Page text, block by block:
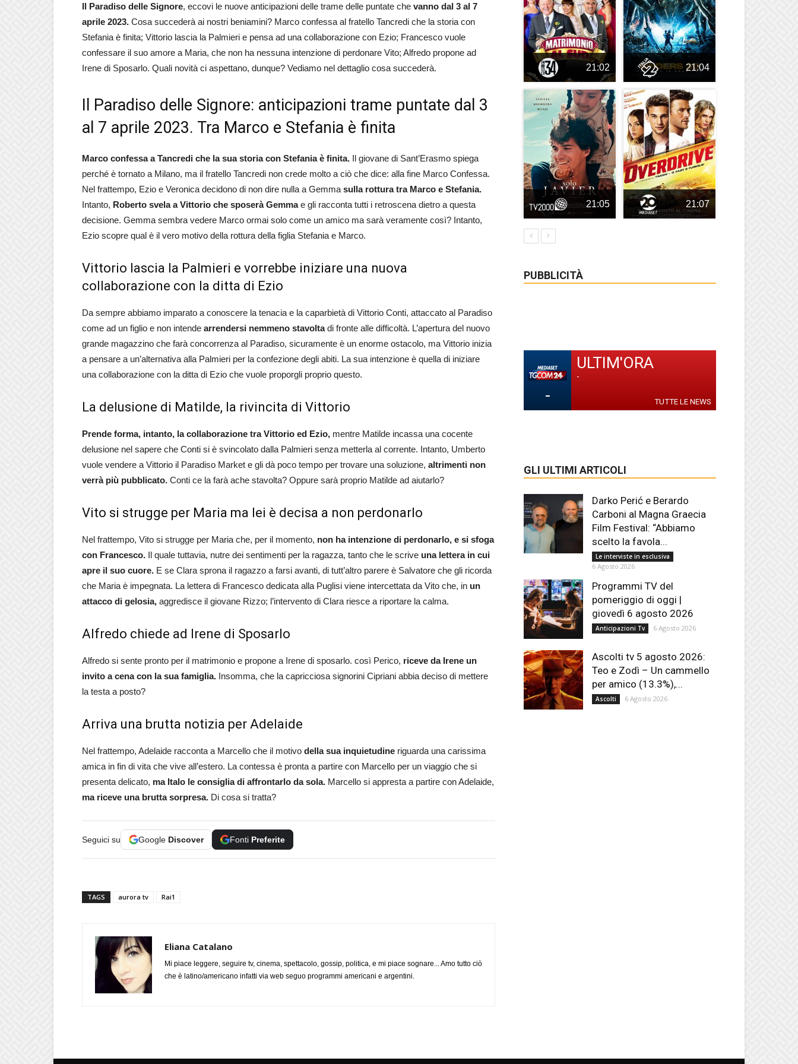
Il Paradiso delle Signore, eccovi le nuove anticipazioni delle trame delle puntate che vanno dal 3 al 7
aprile 2023. Cosa succederà ai nostri beniamini? Marco confessa al fratello Tancredi che la storia con
Stefania è finita; Vittorio lascia la Palmieri e pensa ad una collaborazione con Ezio; Francesco vuole
confessare il suo amore a Maria, che non ha nessuna intenzione di perdonare Vito; Alfredo propone ad
Irene di Sposarlo. Quali novità ci aspettano, dunque? Vediamo nel dettaglio cosa succederà.
Il Paradiso delle Signore: anticipazioni trame puntate dal 3
al 7 aprile 2023. Tra Marco e Stefania è finita
Marco confessa a Tancredi che la sua storia con Stefania è finita. Il giovane di Sant’Erasmo spiega
perché è tornato a Milano, ma il fratello Tancredi non crede molto a ciò che dice: alla fine Marco Confessa.
Nel frattempo, Ezio e Veronica decidono di non dire nulla a Gemma sulla rottura tra Marco e Stefania.
Intanto, Roberto svela a Vittorio che sposerà Gemmae gli racconta tutti i retroscena dietro a questa
decisione. Gemma sembra vedere Marco ormai solo come un amico ma sarà veramente così? Intanto,
Ezio scopre qual è il vero motivo della rottura della figlia Stefania e Marco.
Vittorio lascia la Palmieri e vorrebbe iniziare una nuova
collaborazione con la ditta di Ezio
Da sempre abbiamo imparato a conoscere la tenacia e la caparbietà di Vittorio Conti, attaccato al Paradiso
come ad un figlio e non intende arrendersi nemmeno stavoltadi fronte alle difficoltà. L’apertura del nuovo
grande magazzino che farà concorrenza al Paradiso, sicuramente è un enorme ostacolo, ma Vittorio inizia
a pensare a un’alternativa alla Palmieri per la confezione degli abiti. La sua intenzione è quella di iniziare
una collaborazione con la ditta di Ezio che vuole proporgli proprio questo.
La delusione di Matilde, la rivincita di Vittorio
Prende forma, intanto, la collaborazione tra Vittorio ed Ezio, mentre Matilde incassa una cocente
delusione nel sapere che Conti si è svincolato dalla Palmieri senza metterla al corrente. Intanto, Umberto
vuole vendere a Vittorio il Paradiso Market e gli dà poco tempo per trovare una soluzione, altrimenti non
verrà più pubblicato. Conti ce la farà ache stavolta? Oppure sarà proprio Matilde ad aiutarlo?
Vito si strugge per Maria ma lei è decisa a non perdonarlo
Nel frattempo, Vito si strugge per Maria che, per il momento, non ha intenzione di perdonarlo, e si sfoga
con Francesco. Il quale tuttavia, nutre dei sentimenti per la ragazza, tanto che le scrive una lettera in cui
apre il suo cuore. E se Clara sprona il ragazzo a farsi avanti, di tutt’altro parere è Salvatore che gli ricorda
che Maria è impegnata. La lettera di Francesco dedicata alla Puglisi viene intercettata da Vito che, in un
attacco di gelosia, aggredisce il giovane Rizzo; l’intervento di Clara riesce a riportare la calma.
Alfredo chiede ad Irene di Sposarlo
Alfredo si sente pronto per il matrimonio e propone a Irene di sposarlo. così Perico, riceve da Irene un
invito a cena con la sua famiglia. Insomma, che la capricciosa signorini Cipriani abbia deciso di mettere
la testa a posto?
Arriva una brutta notizia per Adelaide
Nel frattempo, Adelaide racconta a Marcello che il motivo della sua inquietudine riguarda una carissima
amica in fin di vita che vive all’estero. La contessa è pronta a partire con Marcello per un viaggio che si
presenta delicato, ma Italo le consiglia di affrontarlo da sola. Marcello si appresta a partire con Adelaide,
ma riceve una brutta sorpresa. Di cosa si tratta?
Seguici su Google Discover Fonti Preferite
TAGS aurora tv Rai1
Eliana Catalano
Mi piace leggere, seguire tv, cinema, spettacolo, gossip, politica, e mi piace sognare... Amo tutto ciò
che è latino/americano infatti via web seguo programmi americani e argentini.
21:02 21:04
21:05 21:07
PUBBLICITÀ
-
ULTIM'ORA
-
TUTTE LE NEWS
GLI ULTIMI ARTICOLI
Darko Perić e Berardo
Carboni al Magna Graecia
Film Festival: “Abbiamo
scelto la favola...
Le interviste in esclusiva
6 Agosto 2026
Programmi TV del
pomeriggio di oggi |
giovedì 6 agosto 2026
Anticipazioni Tv 6 Agosto 2026
Ascolti tv 5 agosto 2026:
Teo e Zodì – Un cammello
per amico (13.3%),...
Ascolti 6 Agosto 2026